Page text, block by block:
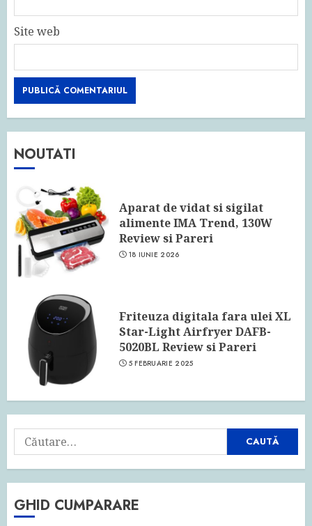
Site web
NOUTATI
Aparat de vidat si sigilat
alimente IMA Trend, 130W
Review si Pareri
18 IUNIE 2026
Friteuza digitala fara ulei XL
Star-Light Airfryer DAFB-
5020BL Review si Pareri
5 FEBRUARIE 2025
Caută
după:
GHID CUMPARARE